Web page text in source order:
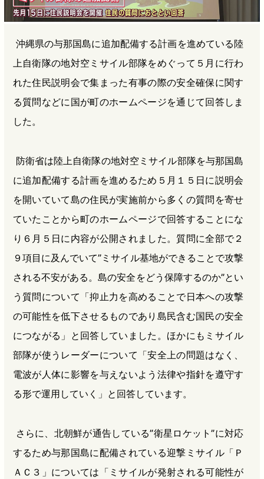
沖縄県の与那国島に追加配備する計画を進めている陸
上自衛隊の地対空ミサイル部隊をめぐって５月に行わ
れた住民説明会で集まった有事の際の安全確保に関す
る質問などに国が町のホームページを通じて回答しま
した。
防衛省は陸上自衛隊の地対空ミサイル部隊を与那国島
に追加配備する計画を進めるため５月１５日に説明会
を開いていて島の住民が実施前から多くの質問を寄せ
ていたことから町のホームページで回答することにな
り６月５日に内容が公開されました。質問に全部で２
９項目に及んでいて”ミサイル基地ができることで攻撃
される不安がある。島の安全をどう保障するのか”とい
う質問について「抑止力を高めることで日本への攻撃
の可能性を低下させるものであり島民含む国民の安全
につながる」と回答していました。ほかにもミサイル
部隊が使うレーダーについて「安全上の問題はなく、
電波が人体に影響を与えないよう法律や指針を遵守す
る形で運用していく」と回答しています。
さらに、北朝鮮が通告している”衛星ロケット”に対応
するため与那国島に配備されている迎撃ミサイル「Ｐ
ＡＣ３」については「ミサイルが発射される可能性が